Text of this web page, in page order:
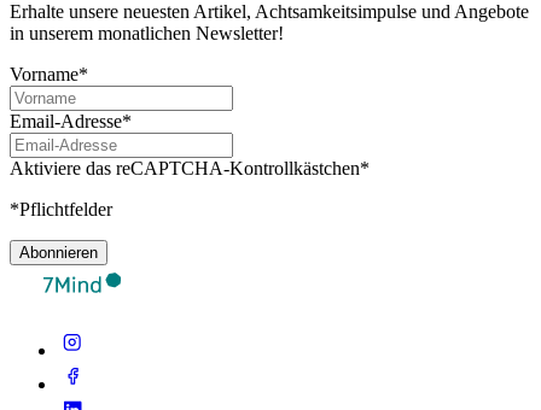
Erhalte unsere neuesten Artikel, Achtsamkeitsimpulse und Angebote
in unserem monatlichen Newsletter!
Vorname*
Email-Adresse*
Aktiviere das reCAPTCHA-Kontrollkästchen*
*Pflichtfelder
Abonnieren